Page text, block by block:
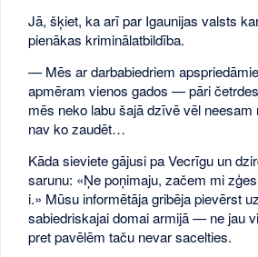
Jā, šķiet, ka arī par Igaunijas valsts
pienākas kriminālatbildība.
— Mēs ar darbabiedriem
apmēram vienos gados — pāri
mēs neko labu šajā dzīvē vēl
nav ko zaudēt…
Kāda sieviete gājusi pa Vecrīgu un
sarunu: «Ņe poņimaju, začem mi
i.» Mūsu informētāja gribēja pievērst
sabiedriskajai domai armijā — ne jau
pret pavēlēm taču nevar sacelties.